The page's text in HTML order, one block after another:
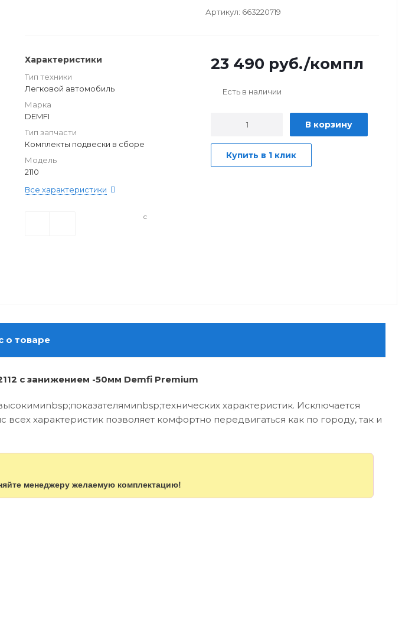
Артикул: 663220719
Характеристики
Тип техники
Легковой автомобиль
Марка
DEMFI
Тип запчасти
Комплекты подвески в сборе
Модель
2110
Все характеристики
23 490 руб./компл
Есть в наличии
В корзину
Купить в 1 клик
с
о товаре
с занижением -50мм Demfi Premium
характеристик. Исключается
характеристик позволяет комфортно передвигаться как по городу, так и
менеджеру желаемую комплектацию!